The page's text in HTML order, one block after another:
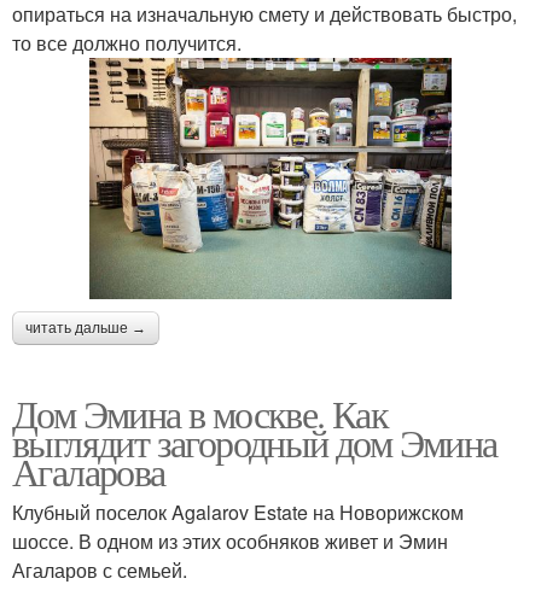
опираться на изначальную смету и действовать быстро,
то все должно получится.
читать дальше →
Дом Эмина в москве. Как
выглядит загородный дом Эмина
Агаларова
Клубный поселок Agalarov Estate на Новорижском
шоссе. В одном из этих особняков живет и Эмин
Агаларов с семьей.